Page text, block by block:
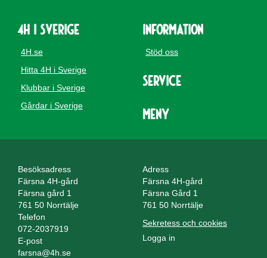
4H i Sverige
4H.se
Hitta 4H i Sverige
Klubbar i Sverige
Gårdar i Sverige
Information
Stöd oss
Service
Meny
Besöksadress
Färsna 4H-gård
Färsna gård 1
761 50 Norrtälje
Adress
Färsna 4H-gård
Färsna Gård 1
761 50 Norrtälje
Telefon
072-2037919
E-post
farsna@4h.se
Sekretess och cookies
Logga in